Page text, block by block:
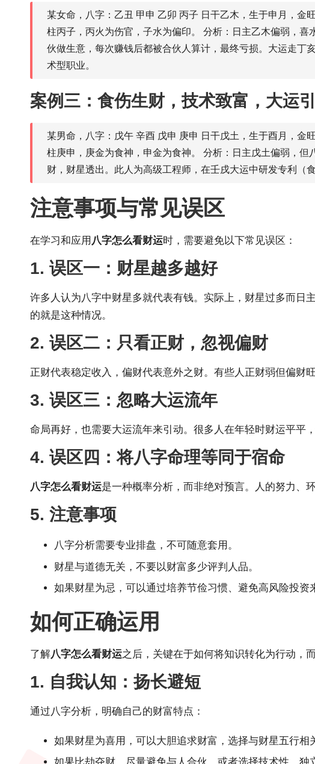
某女命，八字：乙丑 甲申 乙卯 丙子 日干乙木，生于申月，
柱丙子，丙火为伤官，子水为偏印。 分析：日主乙木偏弱，
伙做生意，每次赚钱后都被合伙人算计，最终亏损。大运走丁
术型职业。
案例三：食伤生财，技术致富，大运
某男命，八字：戊午 辛酉 戊申 庚申 日干戊土，生于酉月，
柱庚申，庚金为食神，申金为食神。 分析：日主戊土偏弱，
财，财星透出。此人为高级工程师，在壬戌大运中研发专利（
注意事项与常见误区
在学习和应用 八字怎么看财运时，需要避免以下常见误区：
1. 误区一：财星越多越好
许多人认为八字中财星多就代表有钱。实际上，财星过多而日
的就是这种情况。
2. 误区二：只看正财，忽视偏财
正财代表稳定收入，偏财代表意外之财。有些人正财弱但偏财
3. 误区三：忽略大运流年
命局再好，也需要大运流年来引动。很多人在年轻时财运平平
4. 误区四：将八字命理等同于宿命
八字怎么看财运是一种概率分析，而非绝对预言。人的努力、
5. 注意事项
八字分析需要专业排盘，不可随意套用。
财星与道德无关，不要以财富多少评判人品。
如果财星为忌，可以通过培养节俭习惯、避免高风险投资
如何正确运用
了解八字怎么看财运之后，关键在于如何将知识转化为行动，
1. 自我认知：扬长避短
通过八字分析，明确自己的财富特点：
如果财星为喜用，可以大胆追求财富，选择与财星五行相